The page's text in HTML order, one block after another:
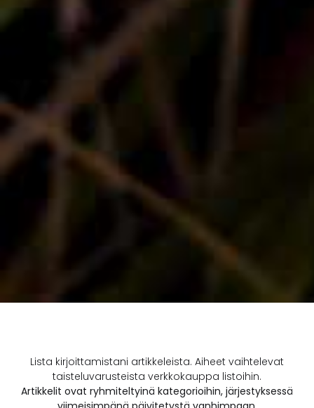
Lista kirjoittamistani artikkeleista. Aiheet vaihtelevat
taisteluvarusteista verkkokauppa listoihin.
Artikkelit ovat ryhmiteltyinä kategorioihin, järjestyksessä